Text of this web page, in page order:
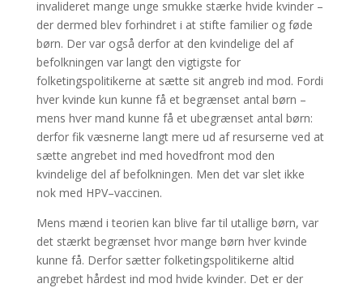
invalideret mange unge smukke stærke hvide kvinder –
der dermed blev forhindret i at stifte familier og føde
børn. Der var også derfor at den kvindelige del af
befolkningen var langt den vigtigste for
folketingspolitikerne at sætte sit angreb ind mod. Fordi
hver kvinde kun kunne få et begrænset antal børn –
mens hver mand kunne få et ubegrænset antal børn:
derfor fik væsnerne langt mere ud af resurserne ved at
sætte angrebet ind med hovedfront mod den
kvindelige del af befolkningen. Men det var slet ikke
nok med HPV–vaccinen.
Mens mænd i teorien kan blive far til utallige børn, var
det stærkt begrænset hvor mange børn hver kvinde
kunne få. Derfor sætter folketingspolitikerne altid
angrebet hårdest ind mod hvide kvinder. Det er der